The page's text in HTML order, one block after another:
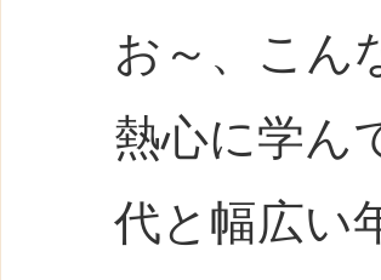
お～、こん
熱心に学ん
代と幅広い